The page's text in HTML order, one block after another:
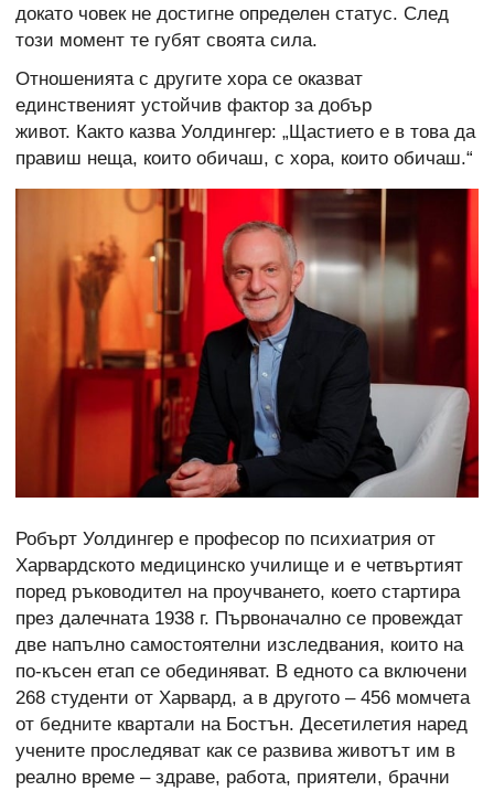
докато човек не достигне определен статус. След
този момент те губят своята сила.
Отношенията с другите хора се оказват
единственият устойчив фактор за добър
живот. Както казва Уолдингер: „Щастието е в това да
правиш неща, които обичаш, с хора, които обичаш.“
Робърт Уолдингер е професор по психиатрия от
Харвардското медицинско училище и е четвъртият
поред ръководител на проучването, което стартира
през далечната 1938 г. Първоначално се провеждат
две напълно самостоятелни изследвания, които на
по-късен етап се обединяват. В едното са включени
268 студенти от Харвард, а в другото – 456 момчета
от бедните квартали на Бостън. Десетилетия наред
учените проследяват как се развива животът им в
реално време – здраве, работа, приятели, брачни